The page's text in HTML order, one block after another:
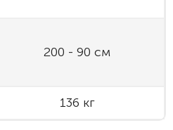
200 - 90 см
136 кг